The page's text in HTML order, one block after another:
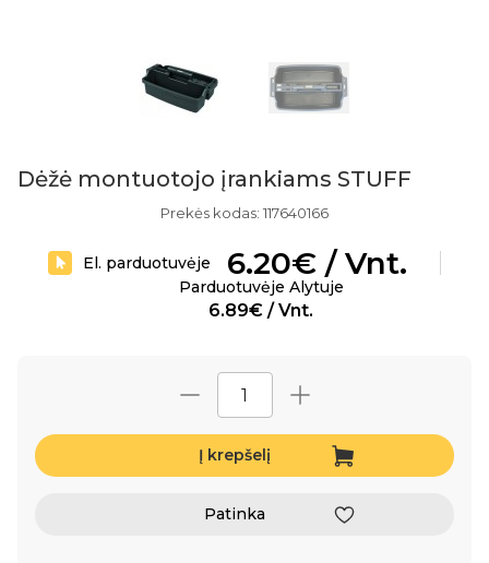
Dėžė montuotojo įrankiams STUFF
Prekės kodas: 117640166
El. parduotuvėje 6.20€ / Vnt.
Parduotuvėje Alytuje
6.89€ / Vnt.
Į krepšelį
Patinka